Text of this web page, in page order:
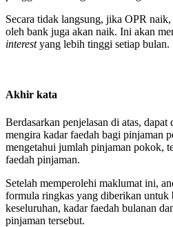
Secara tidak langsung, jika OPR
oleh bank juga akan naik. Ini akan
interestyang lebih tinggi setiap bulan.
Akhir kata
Berdasarkan penjelasan di atas,
mengira kadar faedah bagi pinjaman
mengetahui jumlah pinjaman pokok,
faedah pinjaman.
Setelah memperolehi maklumat ini,
formula ringkas yang diberikan untuk
keseluruhan, kadar faedah bulanan
pinjaman tersebut.